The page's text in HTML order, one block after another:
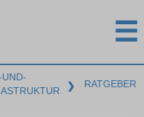
☰
❯ RATGEBER